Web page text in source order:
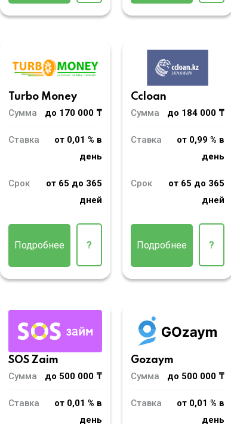
Turbo Money
Сумма
до 170 000 ₸
Ставка
от 0,01 % в
день
Срок
от 65 до 365
дней
Подробнее ?
Ccloan
Сумма
до 184 000 ₸
Ставка
от 0,99 % в
день
Срок
от 65 до 365
дней
Подробнее ?
SOS Zaim
Сумма
до 500 000 ₸
Ставка
от 0,01 % в
день
Gozaym
Сумма
до 500 000 ₸
Ставка
от 0,01 % в
день